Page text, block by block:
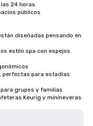
24 horas
públicos
diseñadas pensando en
estilo spa con espejos
perfectas para estadías
grupos y familias
Keurig y minineveras